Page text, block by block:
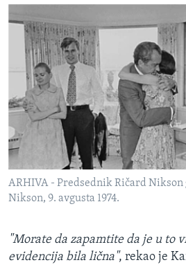
ARHIVA - Predsednik Ričard
Nikson, 9. avgusta 1974.
"Morate da zapamtite da je u to
evidencija bila lična", rekao je